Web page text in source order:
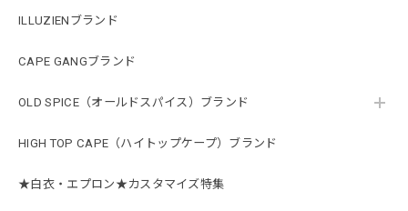
ILLUZIENブランド
CAPE GANGブランド
OLD SPICE（オールドスパイス）ブランド
HIGH TOP CAPE（ハイトップケープ）ブランド
★白衣・エプロン★カスタマイズ特集